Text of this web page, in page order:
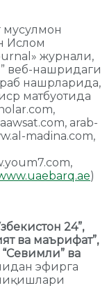
Ислом
журнали,
веб-нашридаги
нашрларида,
матбуотида
arab-
madina.com,
)
24”,
ва маърифат”,
ва
эфирга